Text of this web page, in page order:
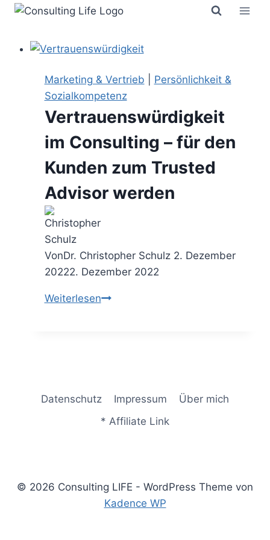
Zum
springen
Marketing & Vertrieb
Persönlichkeit &
Sozialkompetenz
Vertrauenswürdigkeit
im Consulting – für den
Kunden zum Trusted
Advisor werden
VonDr. Christopher Schulz 2. Dezember
20222. Dezember 2022
WeiterlesenVertrauenswürdigkeit
Kunden
Trusted
Datenschutz Impressum
Über mich
* Affiliate Link
© 2026 Consulting LIFE - WordPress Theme von
Kadence WP